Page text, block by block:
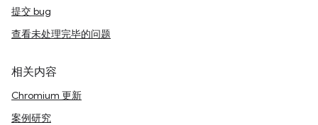
提交 bug
查看未处理完毕的问题
相关内容
Chromium 更新
案例研究